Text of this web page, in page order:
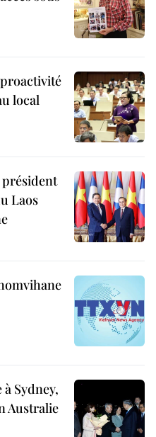
local
président
Laos
Sydney,
Australie